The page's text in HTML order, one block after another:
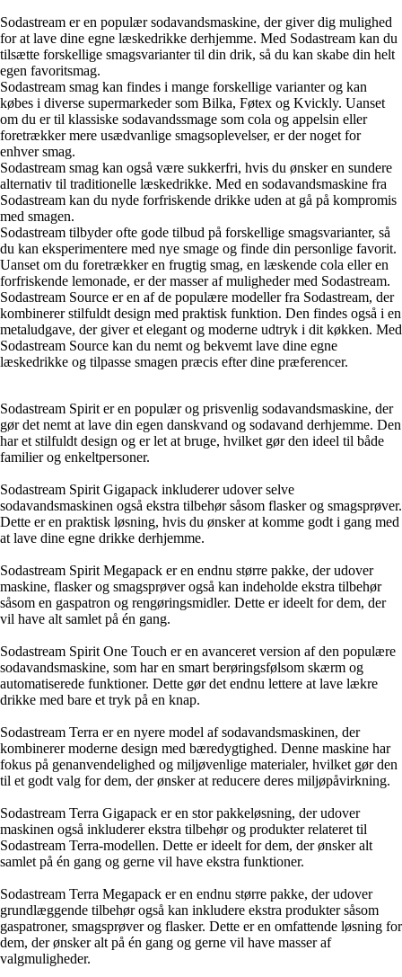
Sodastream er en populær sodavandsmaskine, der giver dig mulighed
for at lave dine egne læskedrikke derhjemme. Med Sodastream kan du
tilsætte forskellige smagsvarianter til din drik, så du kan skabe din helt
egen favoritsmag.
Sodastream smag kan findes i mange forskellige varianter og kan
købes i diverse supermarkeder som Bilka, Føtex og Kvickly. Uanset
om du er til klassiske sodavandssmage som cola og appelsin eller
foretrækker mere usædvanlige smagsoplevelser, er der noget for
enhver smag.
Sodastream smag kan også være sukkerfri, hvis du ønsker en sundere
alternativ til traditionelle læskedrikke. Med en sodavandsmaskine fra
Sodastream kan du nyde forfriskende drikke uden at gå på kompromis
med smagen.
Sodastream tilbyder ofte gode tilbud på forskellige smagsvarianter, så
du kan eksperimentere med nye smage og finde din personlige favorit.
Uanset om du foretrækker en frugtig smag, en læskende cola eller en
forfriskende lemonade, er der masser af muligheder med Sodastream.
Sodastream Source er en af de populære modeller fra Sodastream, der
kombinerer stilfuldt design med praktisk funktion. Den findes også i en
metaludgave, der giver et elegant og moderne udtryk i dit køkken. Med
Sodastream Source kan du nemt og bekvemt lave dine egne
læskedrikke og tilpasse smagen præcis efter dine præferencer.
Sodastream Spirit er en populær og prisvenlig sodavandsmaskine, der
gør det nemt at lave din egen danskvand og sodavand derhjemme. Den
har et stilfuldt design og er let at bruge, hvilket gør den ideel til både
familier og enkeltpersoner.
Sodastream Spirit Gigapack inkluderer udover selve
sodavandsmaskinen også ekstra tilbehør såsom flasker og smagsprøver.
Dette er en praktisk løsning, hvis du ønsker at komme godt i gang med
at lave dine egne drikke derhjemme.
Sodastream Spirit Megapack er en endnu større pakke, der udover
maskine, flasker og smagsprøver også kan indeholde ekstra tilbehør
såsom en gaspatron og rengøringsmidler. Dette er ideelt for dem, der
vil have alt samlet på én gang.
Sodastream Spirit One Touch er en avanceret version af den populære
sodavandsmaskine, som har en smart berøringsfølsom skærm og
automatiserede funktioner. Dette gør det endnu lettere at lave lækre
drikke med bare et tryk på en knap.
Sodastream Terra er en nyere model af sodavandsmaskinen, der
kombinerer moderne design med bæredygtighed. Denne maskine har
fokus på genanvendelighed og miljøvenlige materialer, hvilket gør den
til et godt valg for dem, der ønsker at reducere deres miljøpåvirkning.
Sodastream Terra Gigapack er en stor pakkeløsning, der udover
maskinen også inkluderer ekstra tilbehør og produkter relateret til
Sodastream Terra-modellen. Dette er ideelt for dem, der ønsker alt
samlet på én gang og gerne vil have ekstra funktioner.
Sodastream Terra Megapack er en endnu større pakke, der udover
grundlæggende tilbehør også kan inkludere ekstra produkter såsom
gaspatroner, smagsprøver og flasker. Dette er en omfattende løsning for
dem, der ønsker alt på én gang og gerne vil have masser af
valgmuligheder.